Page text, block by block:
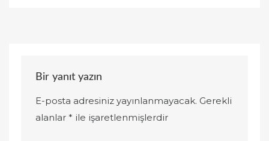
Bir yanıt yazın
E-posta adresiniz yayınlanmayacak. Gerekli
alanlar* ile işaretlenmişlerdir